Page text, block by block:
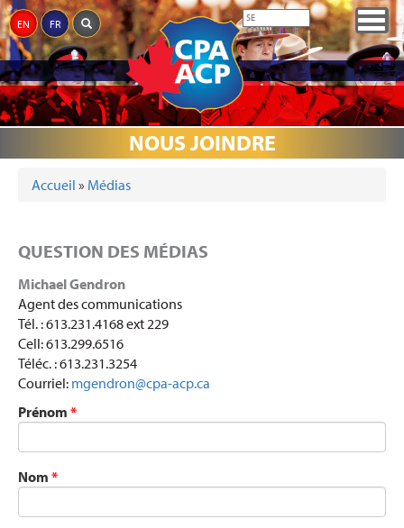
Aller
au
contenu
principal
QUI
SOMMES-
RÉFORME
DE LA MÉDIASPRIXÉVÉNEMENTSPARTENAIRESCOMMÉMORATIONDONS
EN FR
SE
CONNECTEUR
NOUS JOINDRE
VOUS ÊTES ICI
Accueil » Médias
QUESTION DES MÉDIAS
Michael Gendron
Agent des communications
Tél. : 613.231.4168 ext 229
Cell: 613.299.6516
Téléc. : 613.231.3254
Courriel: mgendron@cpa-acp.ca
Prénom *
Nom *